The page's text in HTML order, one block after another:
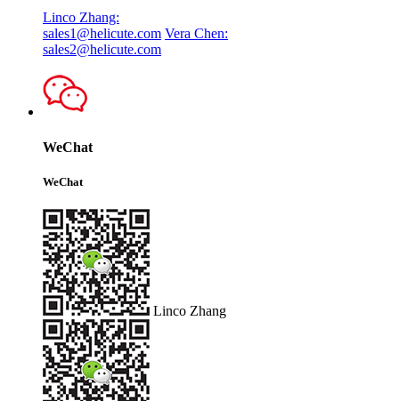
Linco Zhang:
sales1@helicute.com Vera Chen:
sales2@helicute.com
WeChat
WeChat
Linco Zhang